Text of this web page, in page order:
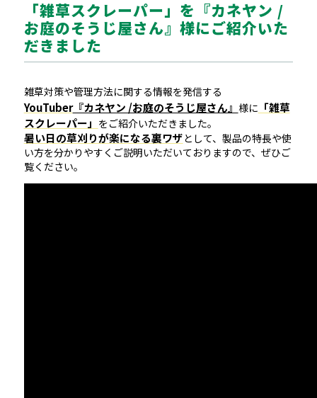
「雑草スクレーパー」を『カネヤン /
お庭のそうじ屋さん』様にご紹介いた
だきました
雑草対策や管理方法に関する情報を発信する
YouTuber『カネヤン /お庭のそうじ屋さん』 様に 「雑草
スクレーパー」 をご紹介いただきました。
暑い日の草刈りが楽になる裏ワザとして、製品の特長や使
い方を分かりやすくご説明いただいておりますので、ぜひご
覧ください。